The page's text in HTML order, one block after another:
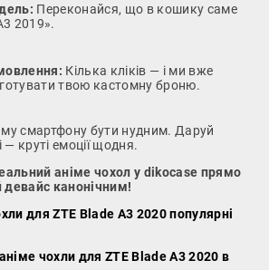
Переконайся, що в кошику саме
2019».
Кілька кліків — і ми вже
твою кастомну броню.
смартфону бути нудним. Даруй
— круті емоції щодня.
аніме чохол у dikocase прямо
девайс канонічним!
для ZTE Blade A3 2020 популярні
чохли для ZTE Blade A3 2020 в